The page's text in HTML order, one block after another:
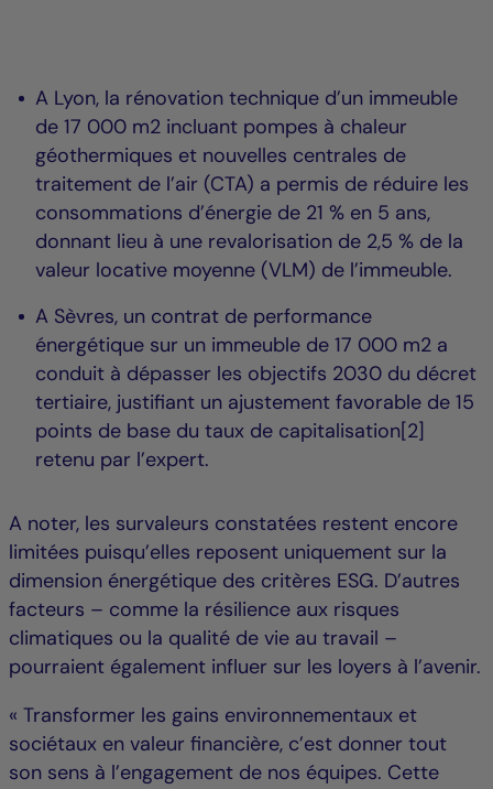
A Lyon, la rénovation technique d’un immeuble
de 17 000 m2 incluant pompes à chaleur
géothermiques et nouvelles centrales de
traitement de l’air (CTA) a permis de réduire les
consommations d’énergie de 21 % en 5 ans,
donnant lieu à une revalorisation de 2,5 % de la
valeur locative moyenne (VLM) de l’immeuble.
A Sèvres, un contrat de performance
énergétique sur un immeuble de 17 000 m2 a
conduit à dépasser les objectifs 2030 du décret
tertiaire, justifiant un ajustement favorable de 15
points de base du taux de capitalisation[2]
retenu par l’expert.
A noter, les survaleurs constatées restent encore
limitées puisqu’elles reposent uniquement sur la
dimension énergétique des critères ESG. D’autres
facteurs – comme la résilience aux risques
climatiques ou la qualité de vie au travail –
pourraient également influer sur les loyers à l’avenir.
« Transformer les gains environnementaux et
sociétaux en valeur financière, c’est donner tout
son sens à l’engagement de nos équipes. Cette